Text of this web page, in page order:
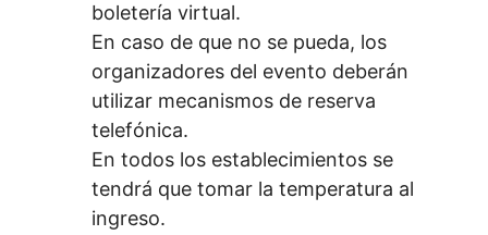
boletería virtual.
En caso de que no se pueda, los
organizadores del evento deberán
utilizar mecanismos de reserva
telefónica.
En todos los establecimientos se
tendrá que tomar la temperatura al
ingreso.